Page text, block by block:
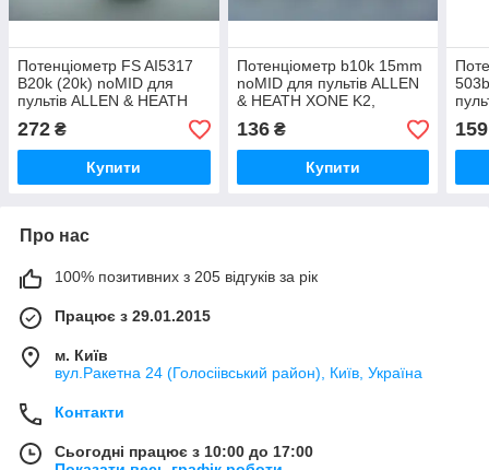
Потенціометр FS AI5317
B20k (20k) noMID для
пультів ALLEN & HEATH
XONE92
272 ₴
Купити
Потенціометр b10k 15mm
noMID для пультів ALLEN
& HEATH XONE K2,
синтезаторів
136₴
Купити
ZED
159
Про нас
100% позитивних з 205 відгуків за рік
Працює з 29.01.2015
м. Київ
вул.Ракетна 24 (Голосіівський район), Київ, Україна
Контакти
Сьогодні працює з 10:00 до 17:00